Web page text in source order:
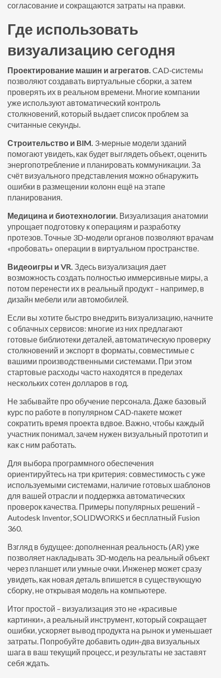
согласование и сокращаются затраты на правки.
Где использовать
визуализацию сегодня
Проектирование машин и агрегатов. CAD‑системы
позволяют создавать виртуальные сборки, а затем
проверять их в реальном времени. Многие компании
уже используют автоматический контроль
столкновений, который выдает список проблем за
считанные секунды.
Строительство и BIM. 3‑мерные модели зданий
помогают увидеть, как будет выглядеть объект, оценить
энергопотребление и планировать коммуникации. За
счёт визуального представления можно обнаружить
ошибки в размещении колонн ещё на этапе
планирования.
Медицина и биотехнологии. Визуализация анатомии
упрощает подготовку к операциям и разработку
протезов. Точные 3D‑модели органов позволяют врачам
«пробовать» операции в виртуальном пространстве.
Видеоигры и VR. Здесь визуализация дает
возможность создать полностью иммерсивные миры, а
потом перенести их в реальный продукт – например, в
дизайн мебели или автомобилей.
Если вы хотите быстро внедрить визуализацию, начните
с облачных сервисов: многие из них предлагают
готовые библиотеки деталей, автоматическую проверку
столкновений и экспорт в форматы, совместимые с
вашими производственными системами. При этом
стартовые расходы часто находятся в пределах
нескольких сотен долларов в год.
Не забывайте про обучение персонала. Даже базовый
курс по работе в популярном CAD‑пакете может
сократить время проекта вдвое. Важно, чтобы каждый
участник понимал, зачем нужен визуальный прототип и
как с ним работать.
Для выбора программного обеспечения
ориентируйтесь на три критерия: совместимость с уже
используемыми системами, наличие готовых шаблонов
для вашей отрасли и поддержка автоматических
проверок качества. Примеры популярных решений –
Autodesk Inventor, SOLIDWORKS и бесплатный Fusion
360.
Взгляд в будущее: дополненная реальность (AR) уже
позволяет накладывать 3D‑модель на реальный объект
через планшет или умные очки. Инженер может сразу
увидеть, как новая деталь впишется в существующую
сборку, не открывая модель на компьютере.
Итог простой – визуализация это не «красивые
картинки», а реальный инструмент, который сокращает
ошибки, ускоряет вывод продукта на рынок и уменьшает
затраты. Попробуйте добавить один‑два визуальных
шага в ваш текущий процесс, и результаты не заставят
себя ждать.